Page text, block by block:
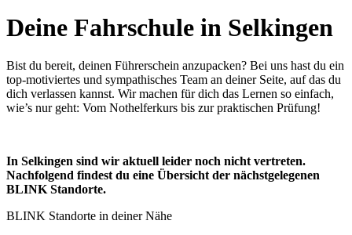
Deine Fahrschule in Selkingen
Bist du bereit, deinen Führerschein anzupacken? Bei uns hast du ein
top-motiviertes und sympathisches Team an deiner Seite, auf das du
dich verlassen kannst. Wir machen für dich das Lernen so einfach,
wie’s nur geht: Vom Nothelferkurs bis zur praktischen Prüfung!
In Selkingen sind wir aktuell leider noch nicht vertreten.
Nachfolgend findest du eine Übersicht der nächstgelegenen
BLINK Standorte.
BLINK Standorte in deiner Nähe